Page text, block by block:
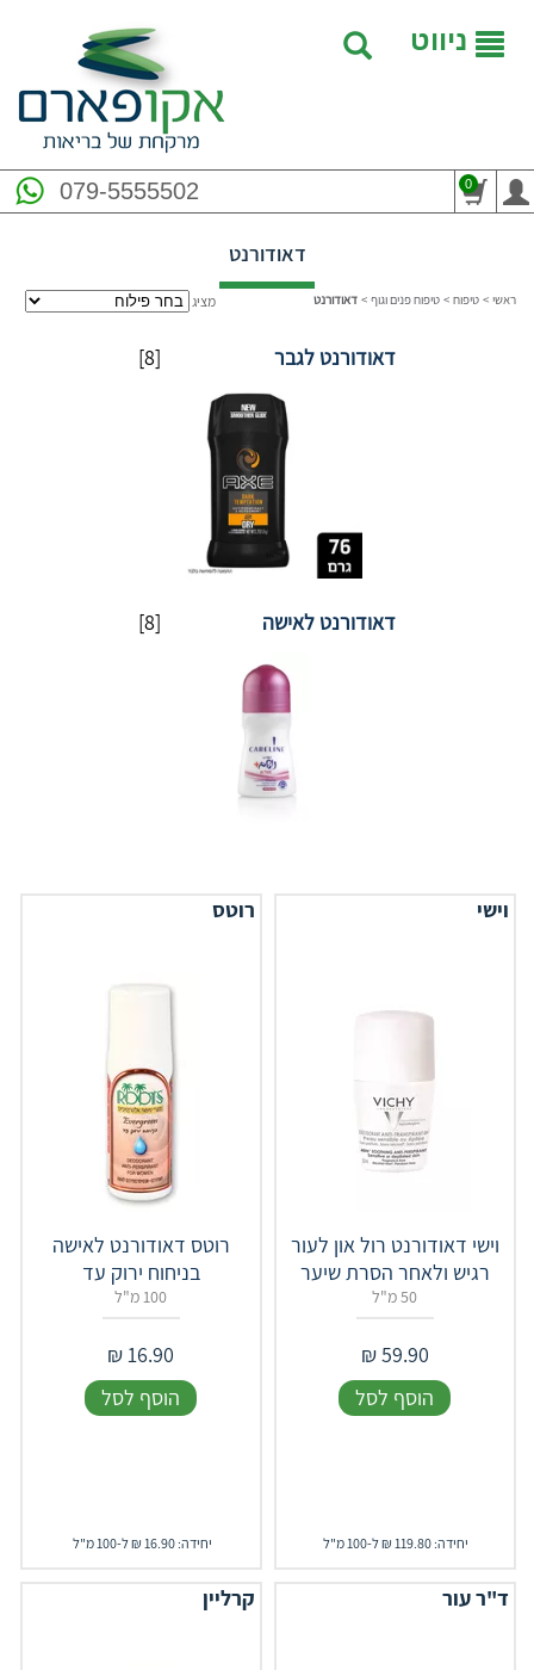
ניווט
079-5555502 0
דאודורנט
ראשי > טיפוח > טיפוח פנים וגוף > דאודורנט מציג
[8] דאודורנט לגבר
[8] דאודורנט לאישה
וישי
וישי דאודורנט רול און לעור
רגיש ולאחר הסרת שיער
50 מ"ל
59.90
₪
הוסף לסל
יחידה: 119.80 ₪ ל-100 מ"ל
רוטס
רוטס דאודורנט לאישה
בניחוח ירוק עד
100 מ"ל
16.90
₪
הוסף לסל
יחידה: 16.90 ₪ ל-100 מ"ל
ד"ר עור קרליין